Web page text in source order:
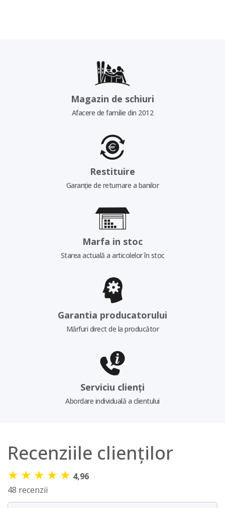
Magazin de schiuri
Afacere de familie din 2012
Restituire
Garanție de returnare a banilor
Marfa in stoc
Starea actuală a articolelor în stoc
Garantia producatorului
Mărfuri direct de la producător
Serviciu clienți
Abordare individuală a clientului
Recenziile clienților
★ ★ ★ ★ ★ 4,96
48 recenzii